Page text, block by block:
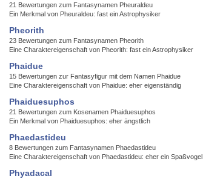
21 Bewertungen zum Fantasynamen Pheuraldeu
Ein Merkmal von Pheuraldeu: fast ein Astrophysiker
Pheorith
23 Bewertungen zum Fantasynamen Pheorith
Eine Charaktereigenschaft von Pheorith: fast ein Astrophysiker
Phaidue
15 Bewertungen zur Fantasyfigur mit dem Namen Phaidue
Eine Charaktereigenschaft von Phaidue: eher eigenständig
Phaiduesuphos
21 Bewertungen zum Kosenamen Phaiduesuphos
Ein Merkmal von Phaiduesuphos: eher ängstlich
Phaedastideu
8 Bewertungen zum Fantasynamen Phaedastideu
Eine Charaktereigenschaft von Phaedastideu: eher ein Spaßvogel
Phyadacal